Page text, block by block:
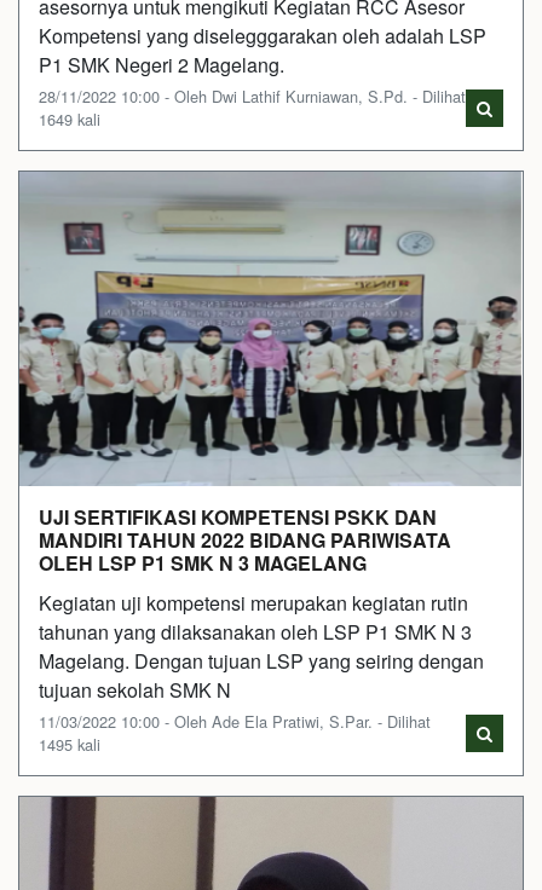
asesornya untuk mengikuti Kegiatan RCC Asesor
Kompetensi yang diselegggarakan oleh adalah LSP
P1 SMK Negeri 2 Magelang.
28/11/2022 10:00 - Oleh Dwi Lathif Kurniawan, S.Pd. - Dilihat
1649 kali
UJI SERTIFIKASI KOMPETENSI PSKK DAN
MANDIRI TAHUN 2022 BIDANG PARIWISATA
OLEH LSP P1 SMK N 3 MAGELANG
Kegiatan uji kompetensi merupakan kegiatan rutin
tahunan yang dilaksanakan oleh LSP P1 SMK N 3
Magelang. Dengan tujuan LSP yang seiring dengan
tujuan sekolah SMK N
11/03/2022 10:00 - Oleh Ade Ela Pratiwi, S.Par. - Dilihat
1495 kali